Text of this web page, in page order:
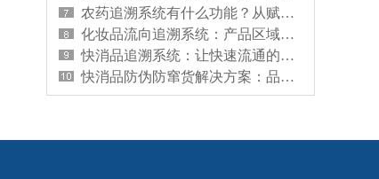
农药追溯系统有什么功能？从赋码到监管的全链路能力解析
化妆品流向追溯系统：产品区域分布的查询工具
快消品追溯系统：让快速流通的商品拥有可信数字档案
快消品防伪防窜货解决方案：品牌信任与渠道秩序的数字化守护